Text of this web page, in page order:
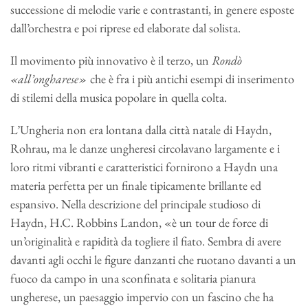
successione di melodie varie e contrastanti, in genere esposte
dall’orchestra e poi riprese ed elaborate dal solista.
Il movimento più innovativo è il terzo, un Rondò
«all’ongharese» che è fra i più antichi esempi di inserimento
di stilemi della musica popolare in quella colta.
L’Ungheria non era lontana dalla città natale di Haydn,
Rohrau, ma le danze ungheresi circolavano largamente e i
loro ritmi vibranti e caratteristici fornirono a Haydn una
materia perfetta per un finale tipicamente brillante ed
espansivo. Nella descrizione del principale studioso di
Haydn, H.C. Robbins Landon, «è un tour de force di
un’originalità e rapidità da togliere il fiato. Sembra di avere
davanti agli occhi le figure danzanti che ruotano davanti a un
fuoco da campo in una sconfinata e solitaria pianura
ungherese, un paesaggio impervio con un fascino che ha